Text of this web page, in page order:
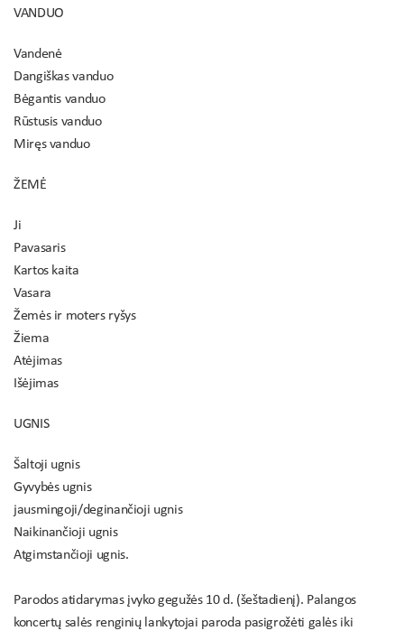
VANDUO
Vandenė
Dangiškas vanduo
Bėgantis vanduo
Rūstusis vanduo
Miręs vanduo
ŽEMĖ
Ji
Pavasaris
Kartos kaita
Vasara
Žemės ir moters ryšys
Žiema
Atėjimas
Išėjimas
UGNIS
Šaltoji ugnis
Gyvybės ugnis
jausmingoji/deginančioji ugnis
Naikinančioji ugnis
Atgimstančioji ugnis.
Parodos atidarymas įvyko gegužės 10 d. (šeštadienį). Palangos
koncertų salės renginių lankytojai paroda pasigrožėti galės iki